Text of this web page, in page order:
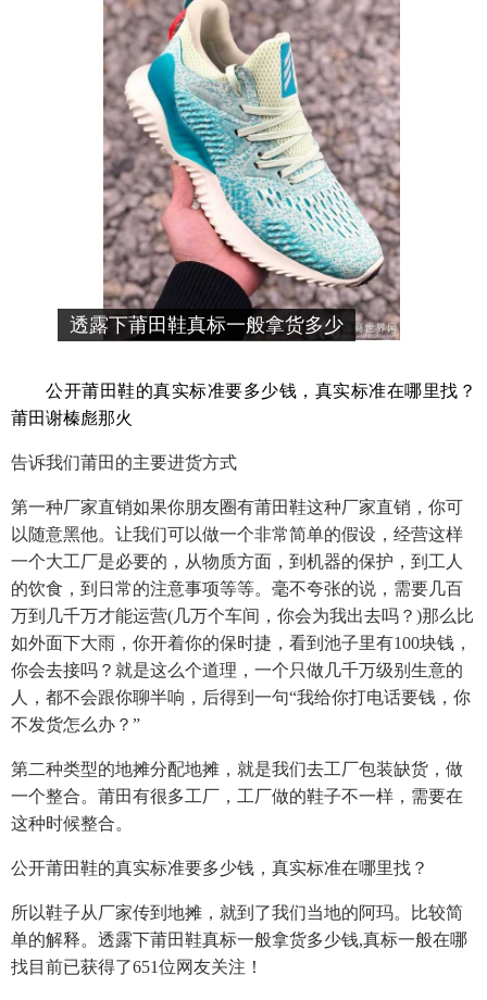
透露下莆田鞋真标一般拿货多少
公开莆田鞋的真实标准要多少钱，真实标准在哪里找？
莆田谢榛彪那火
告诉我们莆田的主要进货方式
第一种厂家直销如果你朋友圈有莆田鞋这种厂家直销，你可
以随意黑他。让我们可以做一个非常简单的假设，经营这样
一个大工厂是必要的，从物质方面，到机器的保护，到工人
的饮食，到日常的注意事项等等。毫不夸张的说，需要几百
万到几千万才能运营(几万个车间，你会为我出去吗？)那么比
如外面下大雨，你开着你的保时捷，看到池子里有100块钱，
你会去接吗？就是这么个道理，一个只做几千万级别生意的
人，都不会跟你聊半响，后得到一句“我给你打电话要钱，你
不发货怎么办？”
第二种类型的地摊分配地摊，就是我们去工厂包装缺货，做
一个整合。莆田有很多工厂，工厂做的鞋子不一样，需要在
这种时候整合。
公开莆田鞋的真实标准要多少钱，真实标准在哪里找？
所以鞋子从厂家传到地摊，就到了我们当地的阿玛。比较简
单的解释。透露下莆田鞋真标一般拿货多少钱,真标一般在哪
找目前已获得了651位网友关注！